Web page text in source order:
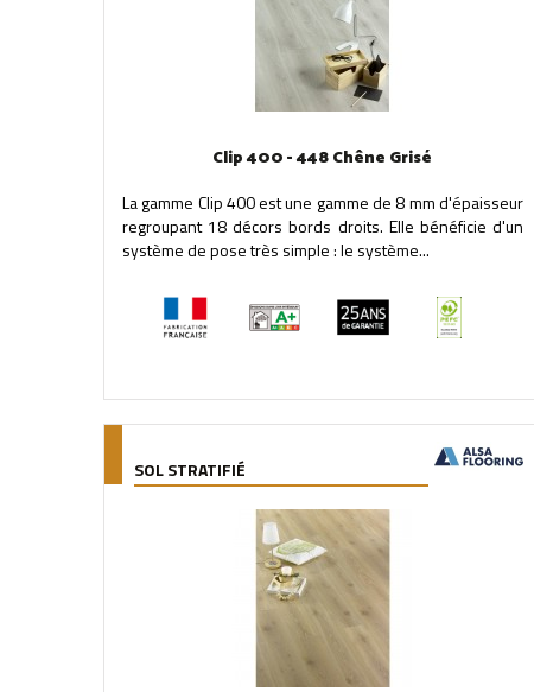
Clip 400 - 448 Chêne Grisé
La gamme Clip 400 est une gamme de 8 mm d'épaisseur
regroupant 18 décors bords droits. Elle bénéficie d'un
système de pose très simple : le système...
SOL STRATIFIÉ